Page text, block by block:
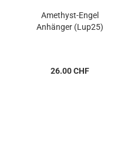
Amethyst-Engel
Anhänger (Lup25)
26.00 CHF